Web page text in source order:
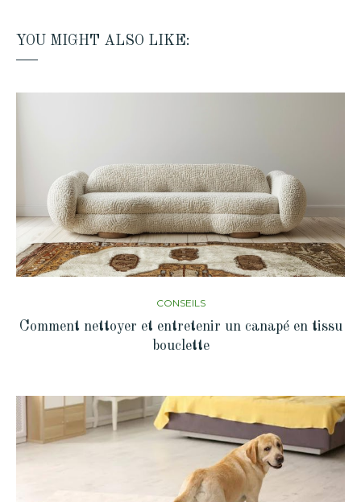
YOU MIGHT ALSO LIKE:
CONSEILS
Comment nettoyer et entretenir un canapé en tissu
bouclette